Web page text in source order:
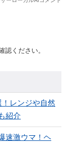
ください。
！レンジや自然
紹介
速激ウマ！ヘ